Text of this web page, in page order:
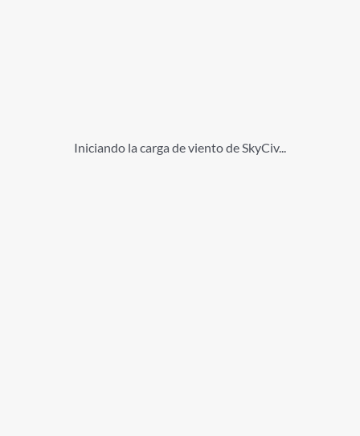
Iniciando la carga de viento de SkyCiv...